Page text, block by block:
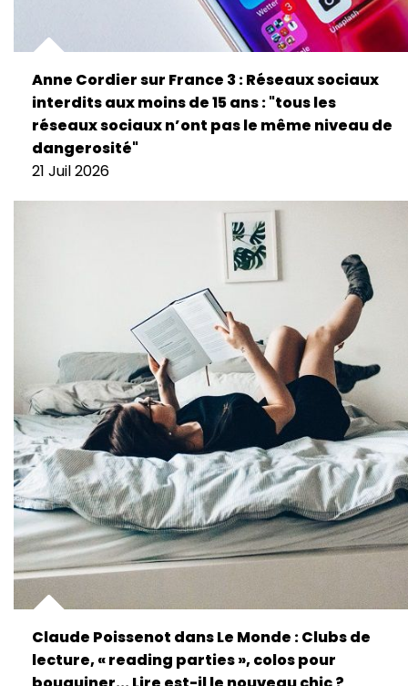
Anne Cordier sur France 3 : Réseaux sociaux
interdits aux moins de 15 ans : "tous les
réseaux sociaux n’ont pas le même niveau de
dangerosité"
21 Juil 2026
Claude Poissenot dans Le Monde : Clubs de
lecture, « reading parties », colos pour